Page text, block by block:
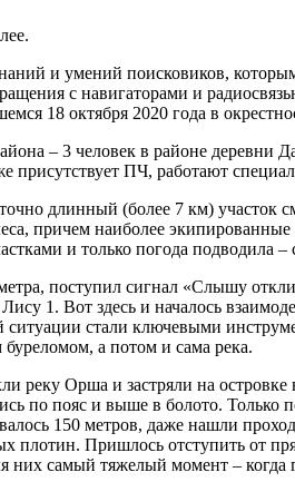
и умений поисковиков,
с навигаторами и
18 октября 2020 года в
– 3 человек в районе деревни
присутствует ПЧ, работают
длинный (более 7 км)
причем наиболее
и только погода подводила
поступил сигнал «Слышу
1. Вот здесь и началось
стали ключевыми
а потом и сама река.
Орша и застряли на островке
по пояс и выше в болото. Только
150 метров, даже нашли
Пришлось отступить от
самый тяжелый момент – когда